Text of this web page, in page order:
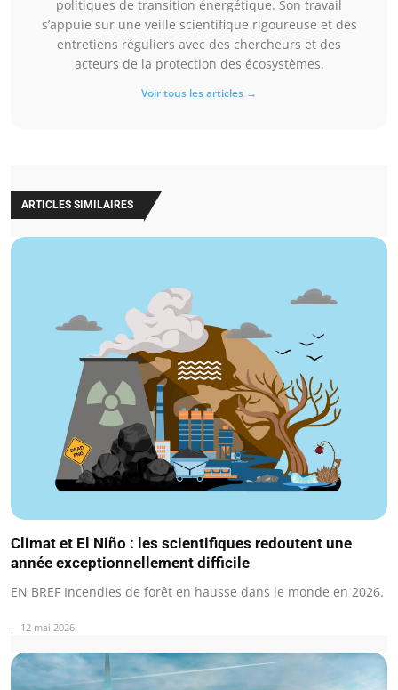
politiques de transition énergétique. Son travail
s’appuie sur une veille scientifique rigoureuse et des
entretiens réguliers avec des chercheurs et des
acteurs de la protection des écosystèmes.
Voir tous les articles →
ARTICLES SIMILAIRES
Climat et El Niño : les scientifiques redoutent une
année exceptionnellement difficile
EN BREF Incendies de forêt en hausse dans le monde en 2026.
12 mai 2026